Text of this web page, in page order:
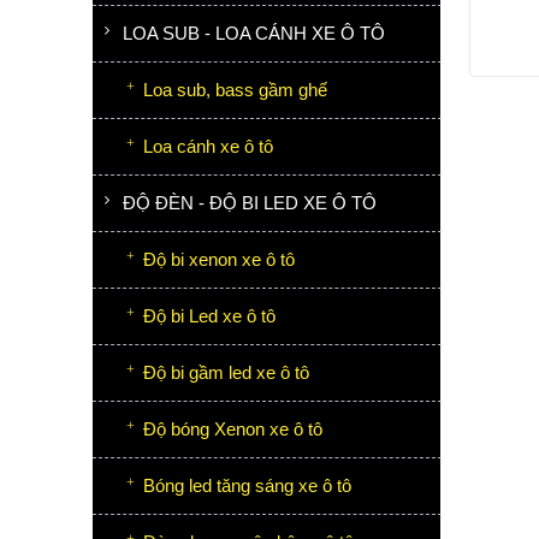
LOA SUB - LOA CÁNH XE Ô TÔ
Loa sub, bass gầm ghế
Loa cánh xe ô tô
ĐỘ ĐÈN - ĐỘ BI LED XE Ô TÔ
Độ bi xenon xe ô tô
Độ bi Led xe ô tô
Độ bi gầm led xe ô tô
Độ bóng Xenon xe ô tô
Bóng led tăng sáng xe ô tô